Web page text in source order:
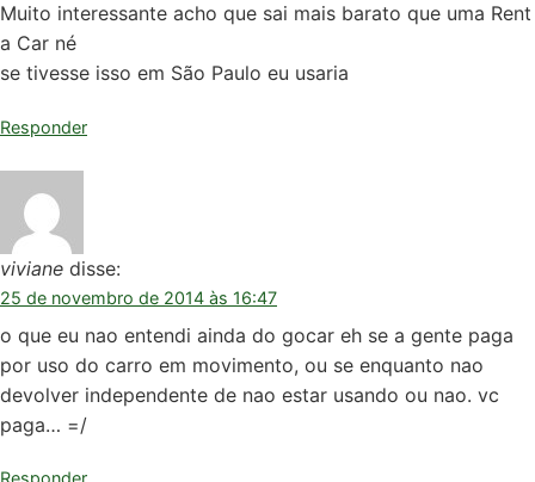
Muito interessante acho que sai mais barato que uma Rent
a Car né
se tivesse isso em São Paulo eu usaria
Responder
viviane disse:
25 de novembro de 2014 às 16:47
o que eu nao entendi ainda do gocar eh se a gente paga
por uso do carro em movimento, ou se enquanto nao
devolver independente de nao estar usando ou nao. vc
paga… =/
Responder